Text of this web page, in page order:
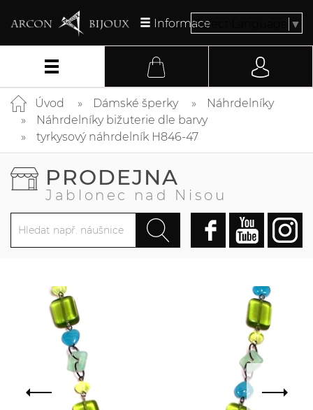
InformaceSelect Language ▼
Úvod Dámské šperky
Náhrdelníky
Náhrdelníky bižuterie dle barvy
tyrkysový náhrdelník H846-47
PRODEJNA
Jablonec nad Nisou